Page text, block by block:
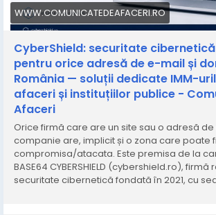
Amenințările cresc, dar „igiena
lipsește la majoritatea firmelor mici
Nivelul amenințărilor cibernetice în
ridicat începând cu anul 2024, cu o
a tentativelor de fraudă financiară și a
tip malware, potrivit Directoratului
Securitate Cibernetică (DNSC).
oficiale, în spațiul cibernetic civil au
peste 27 de milioane de evenimente
securitate într-un singur an, aceste
WWW.COMUNICATEDEAFACERI.RO
CyberShield: securitate
pentru orice adresă de e-mail și
România — soluții dedicate IMM-
afaceri și instituțiilor publice -
Afaceri
Orice firmă care are un site sau o adresă
companie are, implicit și o zona care poate fi
compromisa/atacata. Este premisa de la
BASE64 CYBERSHIELD (cybershield.ro),
securitate cibernetică fondată în 2021, cu